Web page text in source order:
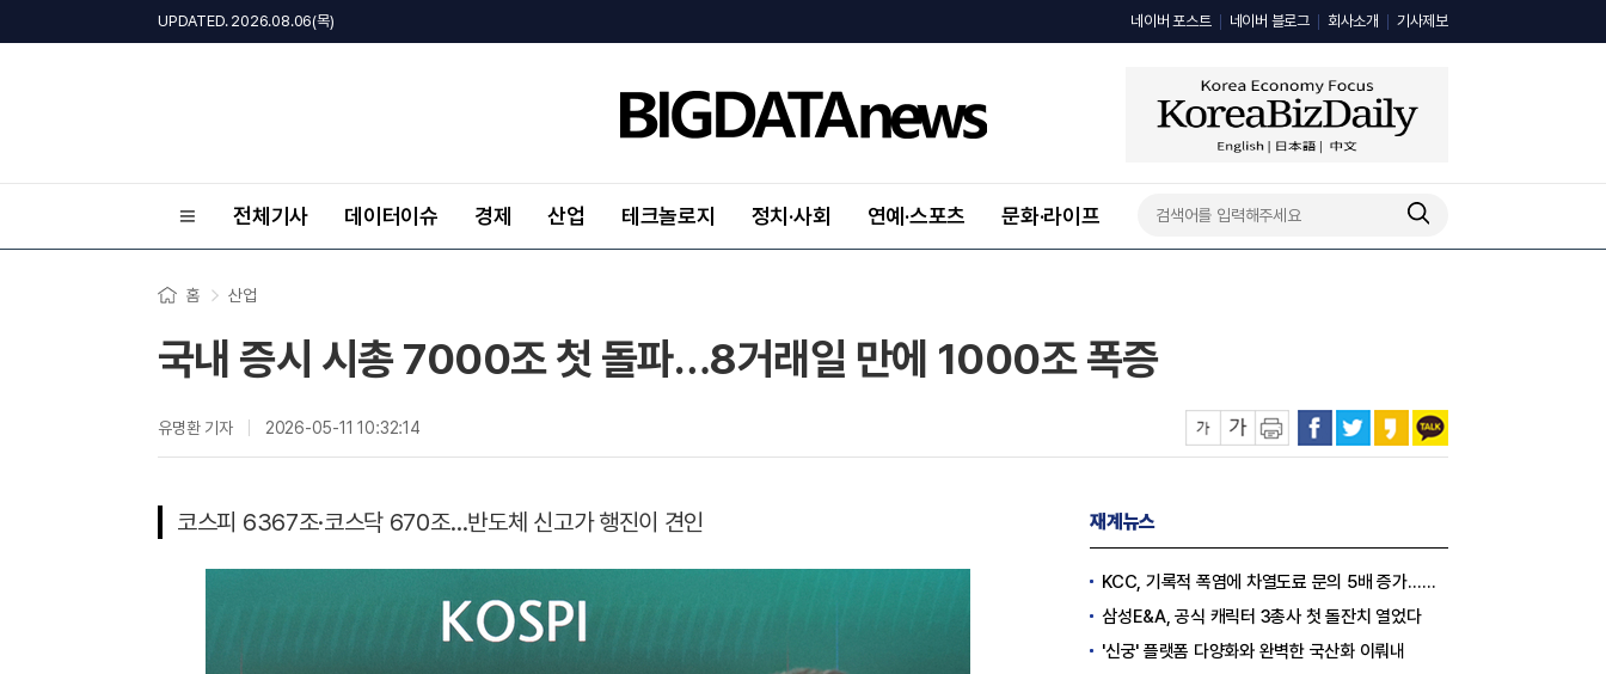
UPDATED. 2026.08.06(목) 네이버 포스트 네이버 블로그 회사소개 기사제보
전체기사 데이터이슈 경제 산업 테크놀로지 정치·사회 연예·스포츠 문화·라이프
홈 산업
국내 증시 시총 7000조 첫 돌파…8거래일 만에 1000조 폭증
유명환 기자 2026-05-11 10:32:14
코스피 6367조·코스닥 670조…반도체 신고가 행진이 견인 재계뉴스
KCC, 기록적 폭염에 차열도료 문의 5배 증가…소비자 관심도 상승
삼성E&A, 공식 캐릭터 3총사 첫 돌잔치 열었다
'신궁' 플랫폼 다양화와 완벽한 국산화 이뤄내